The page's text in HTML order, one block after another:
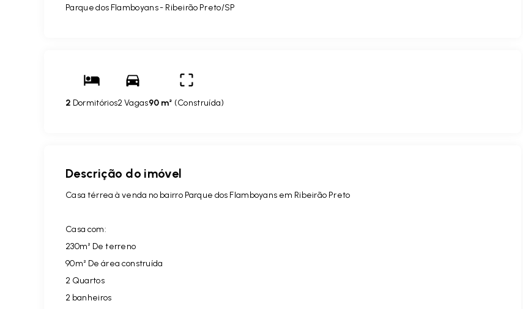
Parque dos Flamboyans - Ribeirão Preto/SP
2 Dormitórios2 Vagas90 m² (Construída)
Descrição do imóvel
Casa térrea à venda no bairro Parque dos Flamboyans em Ribeirão Preto
Casa com:
230m² De terreno
90m² De área construída
2 Quartos
2 banheiros